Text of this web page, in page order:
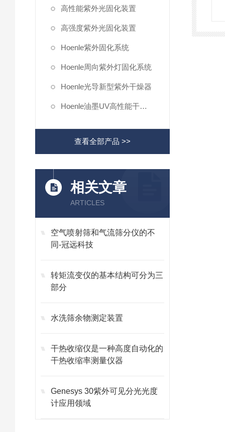
高性能紫外光固化装置
高强度紫外光固化装置
Hoenle紫外固化系统
Hoenle周向紫外灯固化系统
Hoenle光导新型紫外干燥器
Hoenle油墨UV高性能干燥机
查看全部产品 >>
相关文章
ARTICLES
空气喷射筛和气流筛分仪的不
同-冠远科技
转矩流变仪的基本结构可分为三
部分
水洗筛余物测定装置
干热收缩仪是一种高度自动化的
干热收缩率测量仪器
Genesys 30紫外可见分光光度
计应用领域